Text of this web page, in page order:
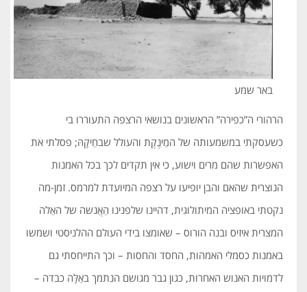
באר שמע
הרהורי ה”כפירה” הראשונים בנושאי הרצפה התעוררו בי
כשעסקתי במשמעותה של המֵינֶקֶת והעולל שבחֵיקָהּ; פסלתי את
האפשרות שהם מרים וישוע, כי אין תקדים לכך בכל האמנות
הנוצרית שהאם והבן יופיעו על רצפה המיועדת למרמס. זמן-מה
נקטתי באופציה המיתולוגית, דהיינו שלפנינו הַאֲנשה של האֵלה
המצרית איזיס ובנה הורוס – שאומצו בידי העולם ההלניסטי ושמשו
באמנות כסמלי האמהות, החסד והחסות – וכך התייחסתי גם
לדמויות האנוש האחרות, כגון גבר מגושם הנתמך באַלָּה כבדה –